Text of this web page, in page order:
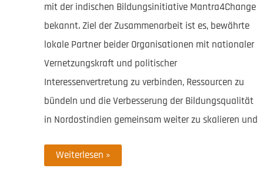
mit der indischen Bildungsinitiative Mantra4Change
bekannt. Ziel der Zusammenarbeit ist es, bewährte
lokale Partner beider Organisationen mit nationaler
Vernetzungskraft und politischer
Interessenvertretung zu verbinden, Ressourcen zu
bündeln und die Verbesserung der Bildungsqualität
in Nordostindien gemeinsam weiter zu skalieren und
Strategische
Partnerschaft
Weiterlesen »